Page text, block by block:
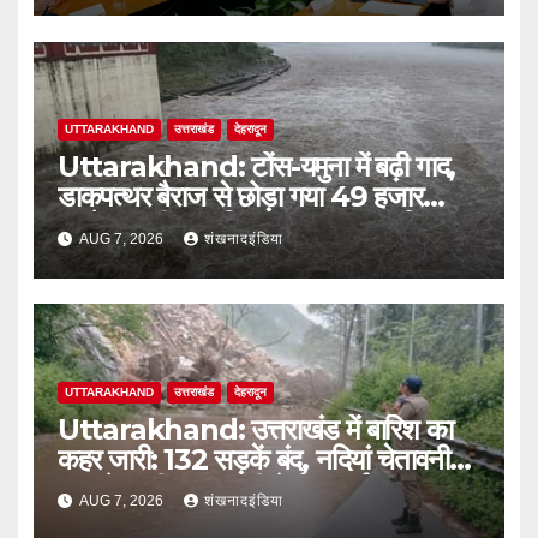
UTTARAKHAND उत्तराखंड देहरादून
Uttarakhand: टोंस-यमुना में बढ़ी गाद,
डाकपत्थर बैराज से छोड़ा गया 49 हजार
क्यूसेक पानी; जलविद्युत उत्पादन प्रभावित
AUG 7, 2026 शंखनादइंडिया
UTTARAKHAND उत्तराखंड देहरादून
Uttarakhand: उत्तराखंड में बारिश का
कहर जारी: 132 सड़कें बंद, नदियां चेतावनी
स्तर के करीब; आज भी येलो अलर्ट
AUG 7, 2026 शंखनादइंडिया